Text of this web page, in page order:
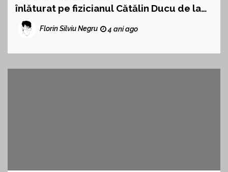
înlăturat pe fizicianul Cătălin Ducu de la
conducerea RATEN
Florin Silviu Negru 4 ani ago